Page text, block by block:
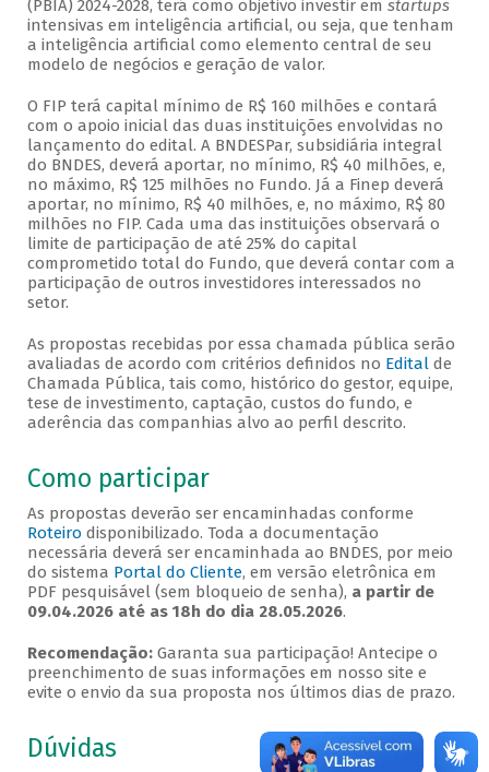
(PBIA) 2024-2028, terá como objetivo investir em startups
intensivas em inteligência artificial, ou seja, que tenham
a inteligência artificial como elemento central de seu
modelo de negócios e geração de valor.
O FIP terá capital mínimo de R$ 160 milhões e contará
com o apoio inicial das duas instituições envolvidas no
lançamento do edital. A BNDESPar, subsidiária integral
do BNDES, deverá aportar, no mínimo, R$ 40 milhões, e,
no máximo, R$ 125 milhões no Fundo. Já a Finep deverá
aportar, no mínimo, R$ 40 milhões, e, no máximo, R$ 80
milhões no FIP. Cada uma das instituições observará o
limite de participação de até 25% do capital
comprometido total do Fundo, que deverá contar com a
participação de outros investidores interessados no
setor.
As propostas recebidas por essa chamada pública serão
avaliadas de acordo com critérios definidos no Editalde
Chamada Pública, tais como, histórico do gestor, equipe,
tese de investimento, captação, custos do fundo, e
aderência das companhias alvo ao perfil descrito.
Como participar
As propostas deverão ser encaminhadas conforme
Roteiro disponibilizado. Toda a documentação
necessária deverá ser encaminhada ao BNDES, por meio
do sistema Portal do Cliente, em versão eletrônica em
PDF pesquisável (sem bloqueio de senha), a partir de
09.04.2026 até as 18h do dia 28.05.2026.
Recomendação:Garanta sua participação! Antecipe o
preenchimento de suas informações em nosso site e
evite o envio da sua proposta nos últimos dias de prazo.
Dúvidas